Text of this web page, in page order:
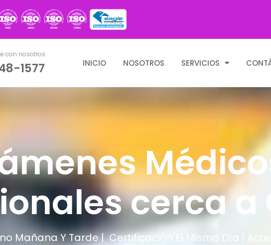
con nosotros
1577 INICIO NOSOTROS SERVICIOS
cerca a
Mañana Y Tarde | Certificación El Mismo Día |